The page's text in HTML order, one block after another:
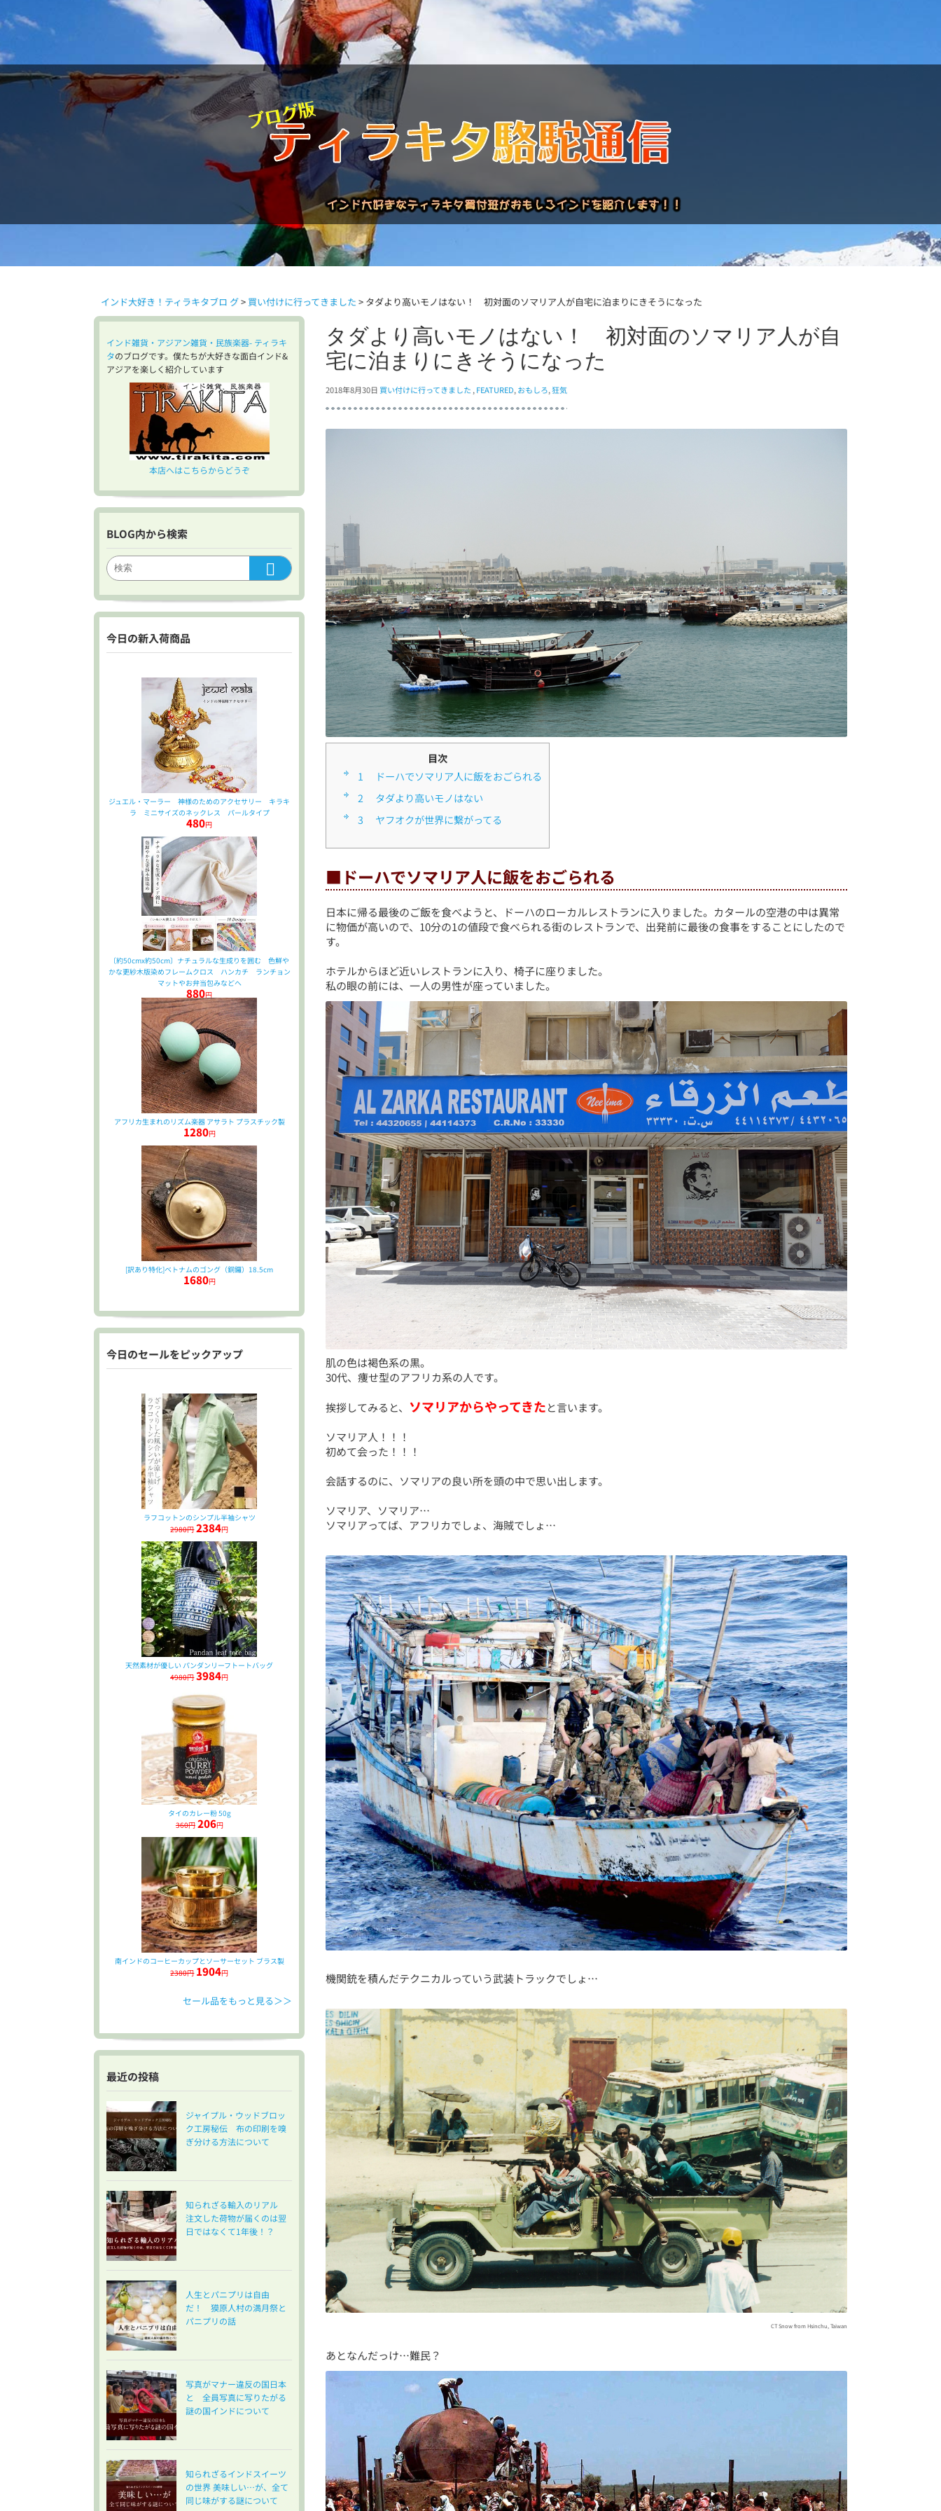
インド大好き！ティラキタブロ グ> 買い付けに行ってきました > タダより高いモノはない！ 初対面のソマリア人が自宅に泊まりにきそうになった
タダより高いモノはない！ 初対面のソマリア人が自
宅に泊まりにきそうになった
2018年8月30日 買い付けに行ってきました , FEATURED, おもしろ,狂気
目次
1
■ドーハでソマリア人に飯をおごられる
2
■タダより高いモノはない
3
■ヤフオクが世界に繋がってる
■ドーハでソマリア人に飯をおごられる
日本に帰る最後のご飯を食べようと、ドーハのローカルレストランに入りました。カタールの空港の中は異常
に物価が高いので、10分の1の値段で食べられる街のレストランで、出発前に最後の食事をすることにしたので
す。
ホテルからほど近いレストランに入り、椅子に座りました。
私の眼の前には、一人の男性が座っていました。
肌の色は褐色系の黒。
30代、痩せ型のアフリカ系の人です。
挨拶してみると、 ソマリアからやってきたと言います。
ソマリア人！！！
初めて会った！！！
会話するのに、ソマリアの良い所を頭の中で思い出します。
ソマリア、ソマリア…
ソマリアってば、アフリカでしょ、海賊でしょ…
機関銃を積んだテクニカルっていう武装トラックでしょ…
CT Snow from Hsinchu, Taiwan
あとなんだっけ…難民？
インド雑貨・アジアン雑貨・民族楽器- ティラキ
タのブログです。僕たちが大好きな面白インド&
アジアを楽しく紹介しています
本店へはこちらからどうぞ
BLOG内から検索
今日の新入荷商品
ジュエル・マーラー 神様のためのアクセサリー キラキ
ラ ミニサイズのネックレス パールタイプ
480円
〔約50cmx約50cm〕ナチュラルな生成りを囲む 色鮮や
かな更紗木版染めフレームクロス ハンカチ ランチョン
マットやお弁当包みなどへ
880円
アフリカ生まれのリズム楽器 アサラト プラスチック製
1280円
[訳あり特化]ベトナムのゴング（銅鑼）18.5cm
1680円
今日のセールをピックアップ
ラフコットンのシンプル半袖シャツ
2980円2384円
天然素材が優しい パンダンリーフトートバッグ
4980円3984円
タイのカレー粉 50g
360円206円
南インドのコーヒーカップとソーサーセット ブラス製
2380円1904円
セール品をもっと見る＞＞
最近の投稿
ジャイプル・ウッドブロッ
ク工房秘伝 布の印刷を嗅
ぎ分ける方法について
知られざる輸入のリアル
注文した荷物が届くのは翌
日ではなくて1年後！？
人生とパニプリは自由
だ！ 獏原人村の満月祭と
パニプリの話
写真がマナー違反の国日本
と 全員写真に写りたがる
謎の国インドについて
知られざるインドスイーツ
の世界 美味しい…が、全て
同じ味がする謎について